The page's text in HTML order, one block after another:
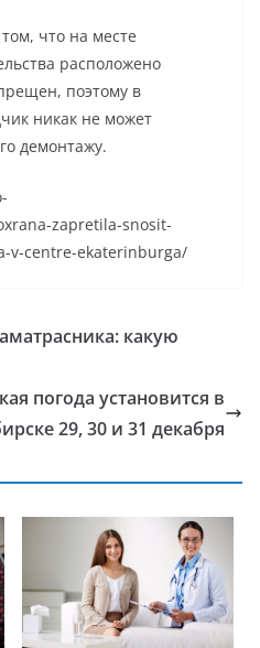
что на месте
расположено
поэтому в
никак не может
демонтажу.
zapretila-snosit-
v-centre-ekaterinburga/
какую
погода установится в
29, 30 и 31 декабря